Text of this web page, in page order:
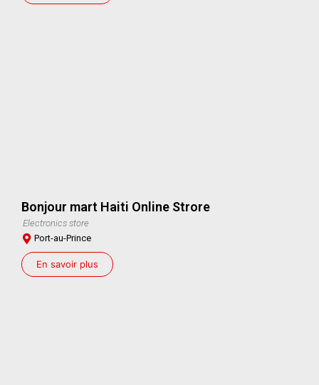
Bonjour mart Haiti Online Strore
Electronics store
Port-au-Prince
En savoir plus